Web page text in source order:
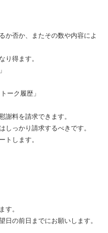
か否か、またその数や内容によ
り得ます。
ーク履歴」
謝料を請求できます。
しっかり請求するべきです。
トします。
す。
日の前日までにお願いします。